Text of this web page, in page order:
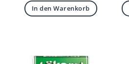
In den Warenkorb